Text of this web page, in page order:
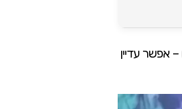
– אפשר עדיין